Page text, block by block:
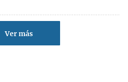
Ver más